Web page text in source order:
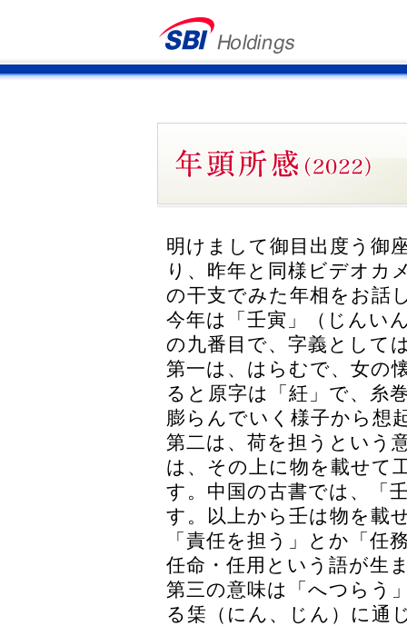
明けまして御目出度う御
り、昨年と同様ビデオカ
の干支でみた年相をお話
今年は「壬寅」（じんい
の九番目で、字義として
第一は、はらむで、女の
ると原字は「紝」で、糸
膨らんでいく様子から想
第二は、荷を担うという
は、その上に物を載せて
す。中国の古書では、「
す。以上から壬は物を載
「責任を担う」とか「任
任命・任用という語が生
第三の意味は「へつらう
る栠（にん、じん）に通